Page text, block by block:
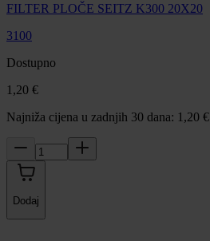
FILTER PLOČE SEITZ K300 20X20
3100
Dostupno
1,20 €
Najniža cijena u zadnjih 30 dana: 1,20 €
Dodaj